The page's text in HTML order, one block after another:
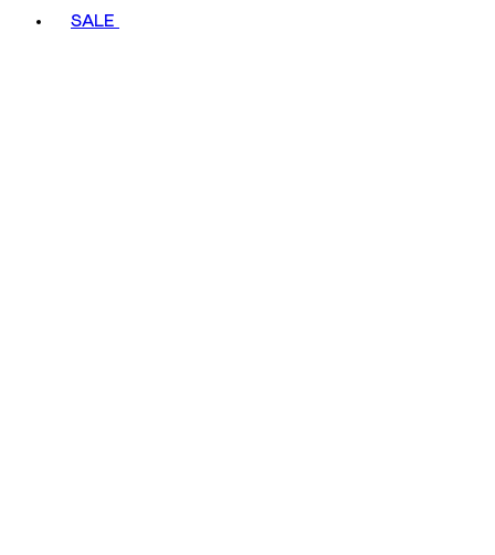
SALE